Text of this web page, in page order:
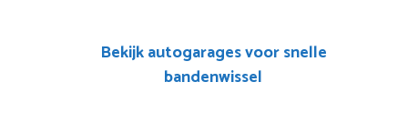
Bekijk autogarages voor snelle
bandenwissel